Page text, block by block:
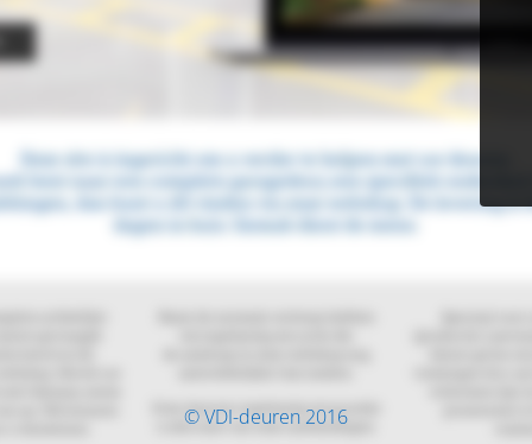
© VDI-deuren 2016